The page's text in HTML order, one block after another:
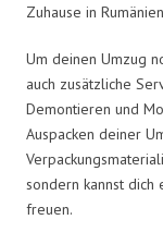
Zuhause in
Um deinen Umzug
auch zusätzliche
Demontieren und
Auspacken deiner
sondern kannst dich
freuen.